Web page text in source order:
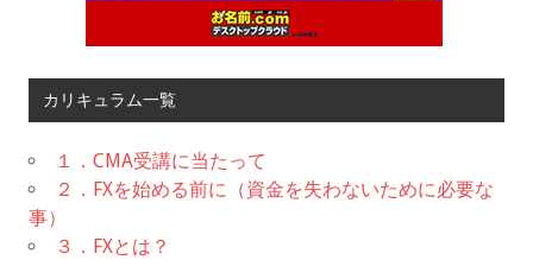
カリキュラム一覧
１．CMA受講に当たって
２．FXを始める前に（資金を失わないために必要な
事）
３．FXとは？